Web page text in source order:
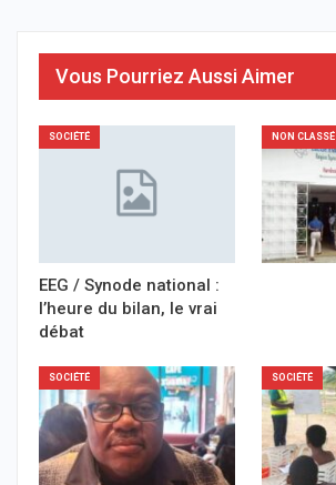
Vous Pourriez Aussi Aimer
SOCIÉTÉ
EEG / Synode national :
l’heure du bilan, le vrai
débat
NON CLASSÉ
SOCIÉTÉ SOCIÉTÉ